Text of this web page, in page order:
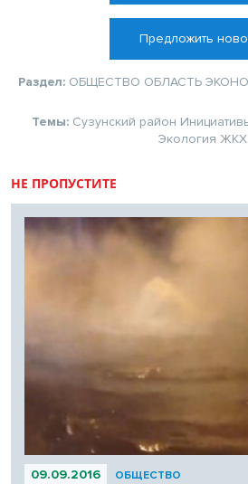
Предложить
Раздел: ОБЩЕСТВО ОБЛАСТЬ
Темы: Сузунский район
Экология ЖКХ
НЕ ПРОПУСТИТЕ
09.09.2016 ОБЩЕСТВО